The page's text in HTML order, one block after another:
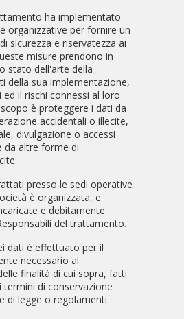
ha implementato
organizzative per fornire un
sicurezza e riservatezza ai
misure prendono in
stato dell'arte della
della sua implementazione,
il rischi connessi al loro
è proteggere i dati da
accidentali o illecite,
divulgazione o accessi
da altre forme di
presso le sedi operative
è organizzata, e
e debitamente
del trattamento.
dati è effettuato per il
necessario al
finalità di cui sopra, fatti
termini di conservazione
di legge o regolamenti.